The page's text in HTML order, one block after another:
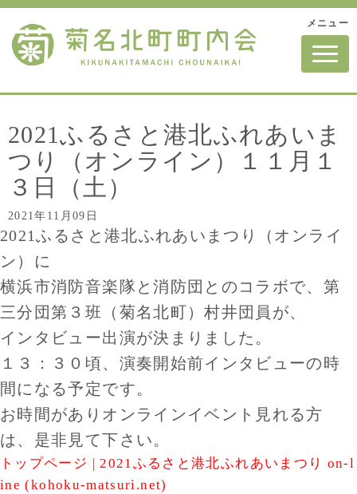
メニュー
N
a
v
t
i
o
n
2021ふるさと港北ふれあいま
つり（オンライン）１１月１
３日（土）
2021年11月09日
2021ふるさと港北ふれあいまつり（オンライ
ン）に
横浜市消防音楽隊と消防団とのコラボで、第
三分団第３班（菊名北町）村井団員が、
インタビュー出演が決まりました。
１３：３０頃、演奏開始前インタビューの時
間になる予定です。
お時間がありオンラインイベント見れる方
は、是非見て下さい。
トップページ | 2021ふるさと港北ふれあいまつり on-l
ine (kohoku-matsuri.net)